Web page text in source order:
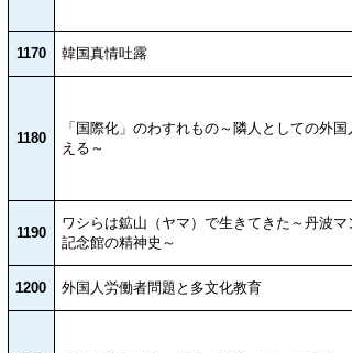
1170 韓国真情吐露
1180
「国際化」のわすれもの～隣人としての外国人
える～
1190
ワシらは鉱山（ヤマ）で生きてきた～丹波マン
記念館の精神史～
1200 外国人労働者問題と多文化教育